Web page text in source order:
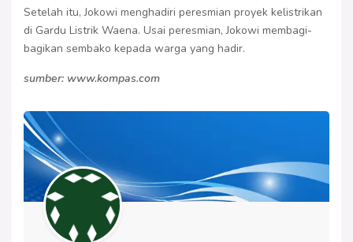
Setelah itu, Jokowi menghadiri peresmian proyek kelistrikan
di Gardu Listrik Waena. Usai peresmian, Jokowi membagi-
bagikan sembako kepada warga yang hadir.
sumber: www.kompas.com